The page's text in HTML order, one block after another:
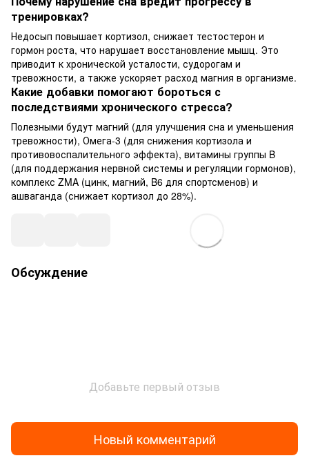
тренировках?
Недосып повышает кортизол, снижает тестостерон и
гормон роста, что нарушает восстановление мышц. Это
приводит к хронической усталости, судорогам и
тревожности, а также ускоряет расход магния в организме.
Какие добавки помогают бороться с
последствиями хронического стресса?
Полезными будут магний (для улучшения сна и уменьшения
тревожности), Омега-3 (для снижения кортизола и
противовоспалительного эффекта), витамины группы B
(для поддержания нервной системы и регуляции гормонов),
комплекс ZMA (цинк, магний, B6 для спортсменов) и
ашваганда (снижает кортизол до 28%).
Обсуждение
Добавьте первый отзыв
Новый комментарий